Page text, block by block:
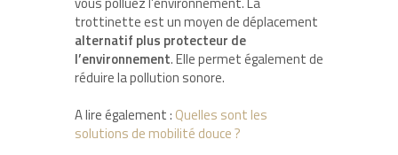
trottinette est un moyen de déplacement
alternatif plus protecteur de
l’environnement. Elle permet également de
réduire la pollution sonore.
A lire également : Quelles sont les
solutions de mobilité douce ?